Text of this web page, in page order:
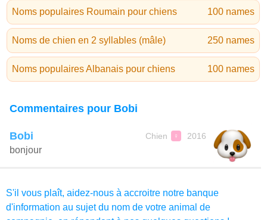
Noms populaires Roumain pour chiens 100 names
Noms de chien en 2 syllables (mâle) 250 names
Noms populaires Albanais pour chiens 100 names
Commentaires pour Bobi
Bobi Chien ♀ 2016
bonjour
S'il vous plaît, aidez-nous à accroitre notre banque
d'information au sujet du nom de votre animal de